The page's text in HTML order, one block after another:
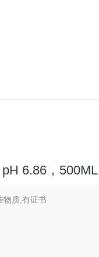
6.86，500ML
物质,有证书